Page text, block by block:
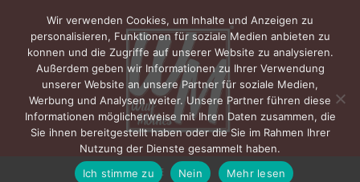
MENÜ
Wir verwenden Cookies, um Inhalte und Anzeigen zu
personalisieren, Funktionen für soziale Medien anbieten zu
konnen und die Zugriffe auf unserer Website zu analysieren.
Außerdem geben wir Informationen zu Ihrer Verwendung
unserer Website an unsere Partner für soziale Medien,
Werbung und Analysen weiter. Unsere Partner führen diese
Informationen möglicherweise mit Ihren Daten zusammen, die
Sie ihnen bereitgestellt haben oder die Sie im Rahmen Ihrer
Nutzung der Dienste gesammelt haben.
Ich stimme zu
Nein Mehr lesen